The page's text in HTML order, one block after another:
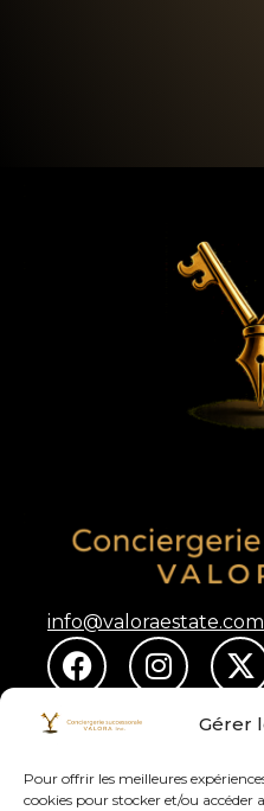
Gérer
Pour offrir les meilleures
cookies pour stocker et/ou
info@valoraestate.com